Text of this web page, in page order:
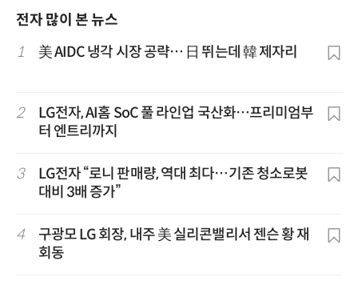
전자 많이 본 뉴스
1
美 AIDC 냉각 시장 공략… 日 뛰는데 韓 제자리
2
LG전자, AI홈 SoC 풀 라인업 국산화…프리미엄부
터 엔트리까지
3
LG전자 “로니 판매량, 역대 최다…기존 청소로봇
대비 3배 증가”
4
구광모 LG 회장, 내주 美 실리콘밸리서 젠슨 황 재
회동